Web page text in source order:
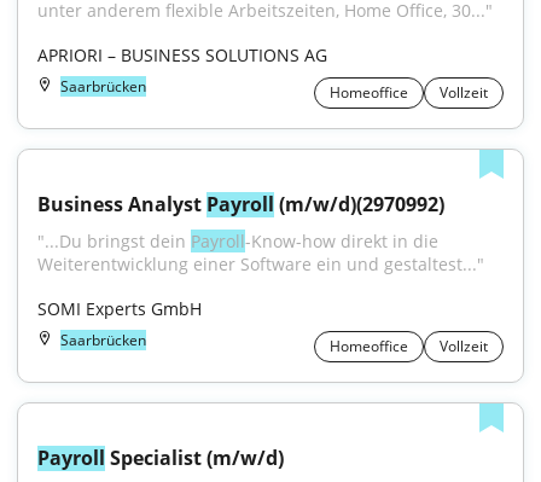
unter anderem flexible Arbeitszeiten, Home Office, 30..."
APRIORI – BUSINESS SOLUTIONS AG
Saarbrücken Homeoffice Vollzeit
Business Analyst Payroll (m/w/d)(2970992)
"...Du bringst dein Payroll-Know-how direkt in die
Weiterentwicklung einer Software ein und gestaltest..."
SOMI Experts GmbH
Saarbrücken Homeoffice Vollzeit
Payroll Specialist (m/w/d)